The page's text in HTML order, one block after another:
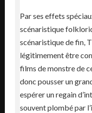
Par ses effets
scénaristique
scénaristique de fin,
légitimement être
films de monstre de
donc pousser un
espérer un regain
souvent plombé par